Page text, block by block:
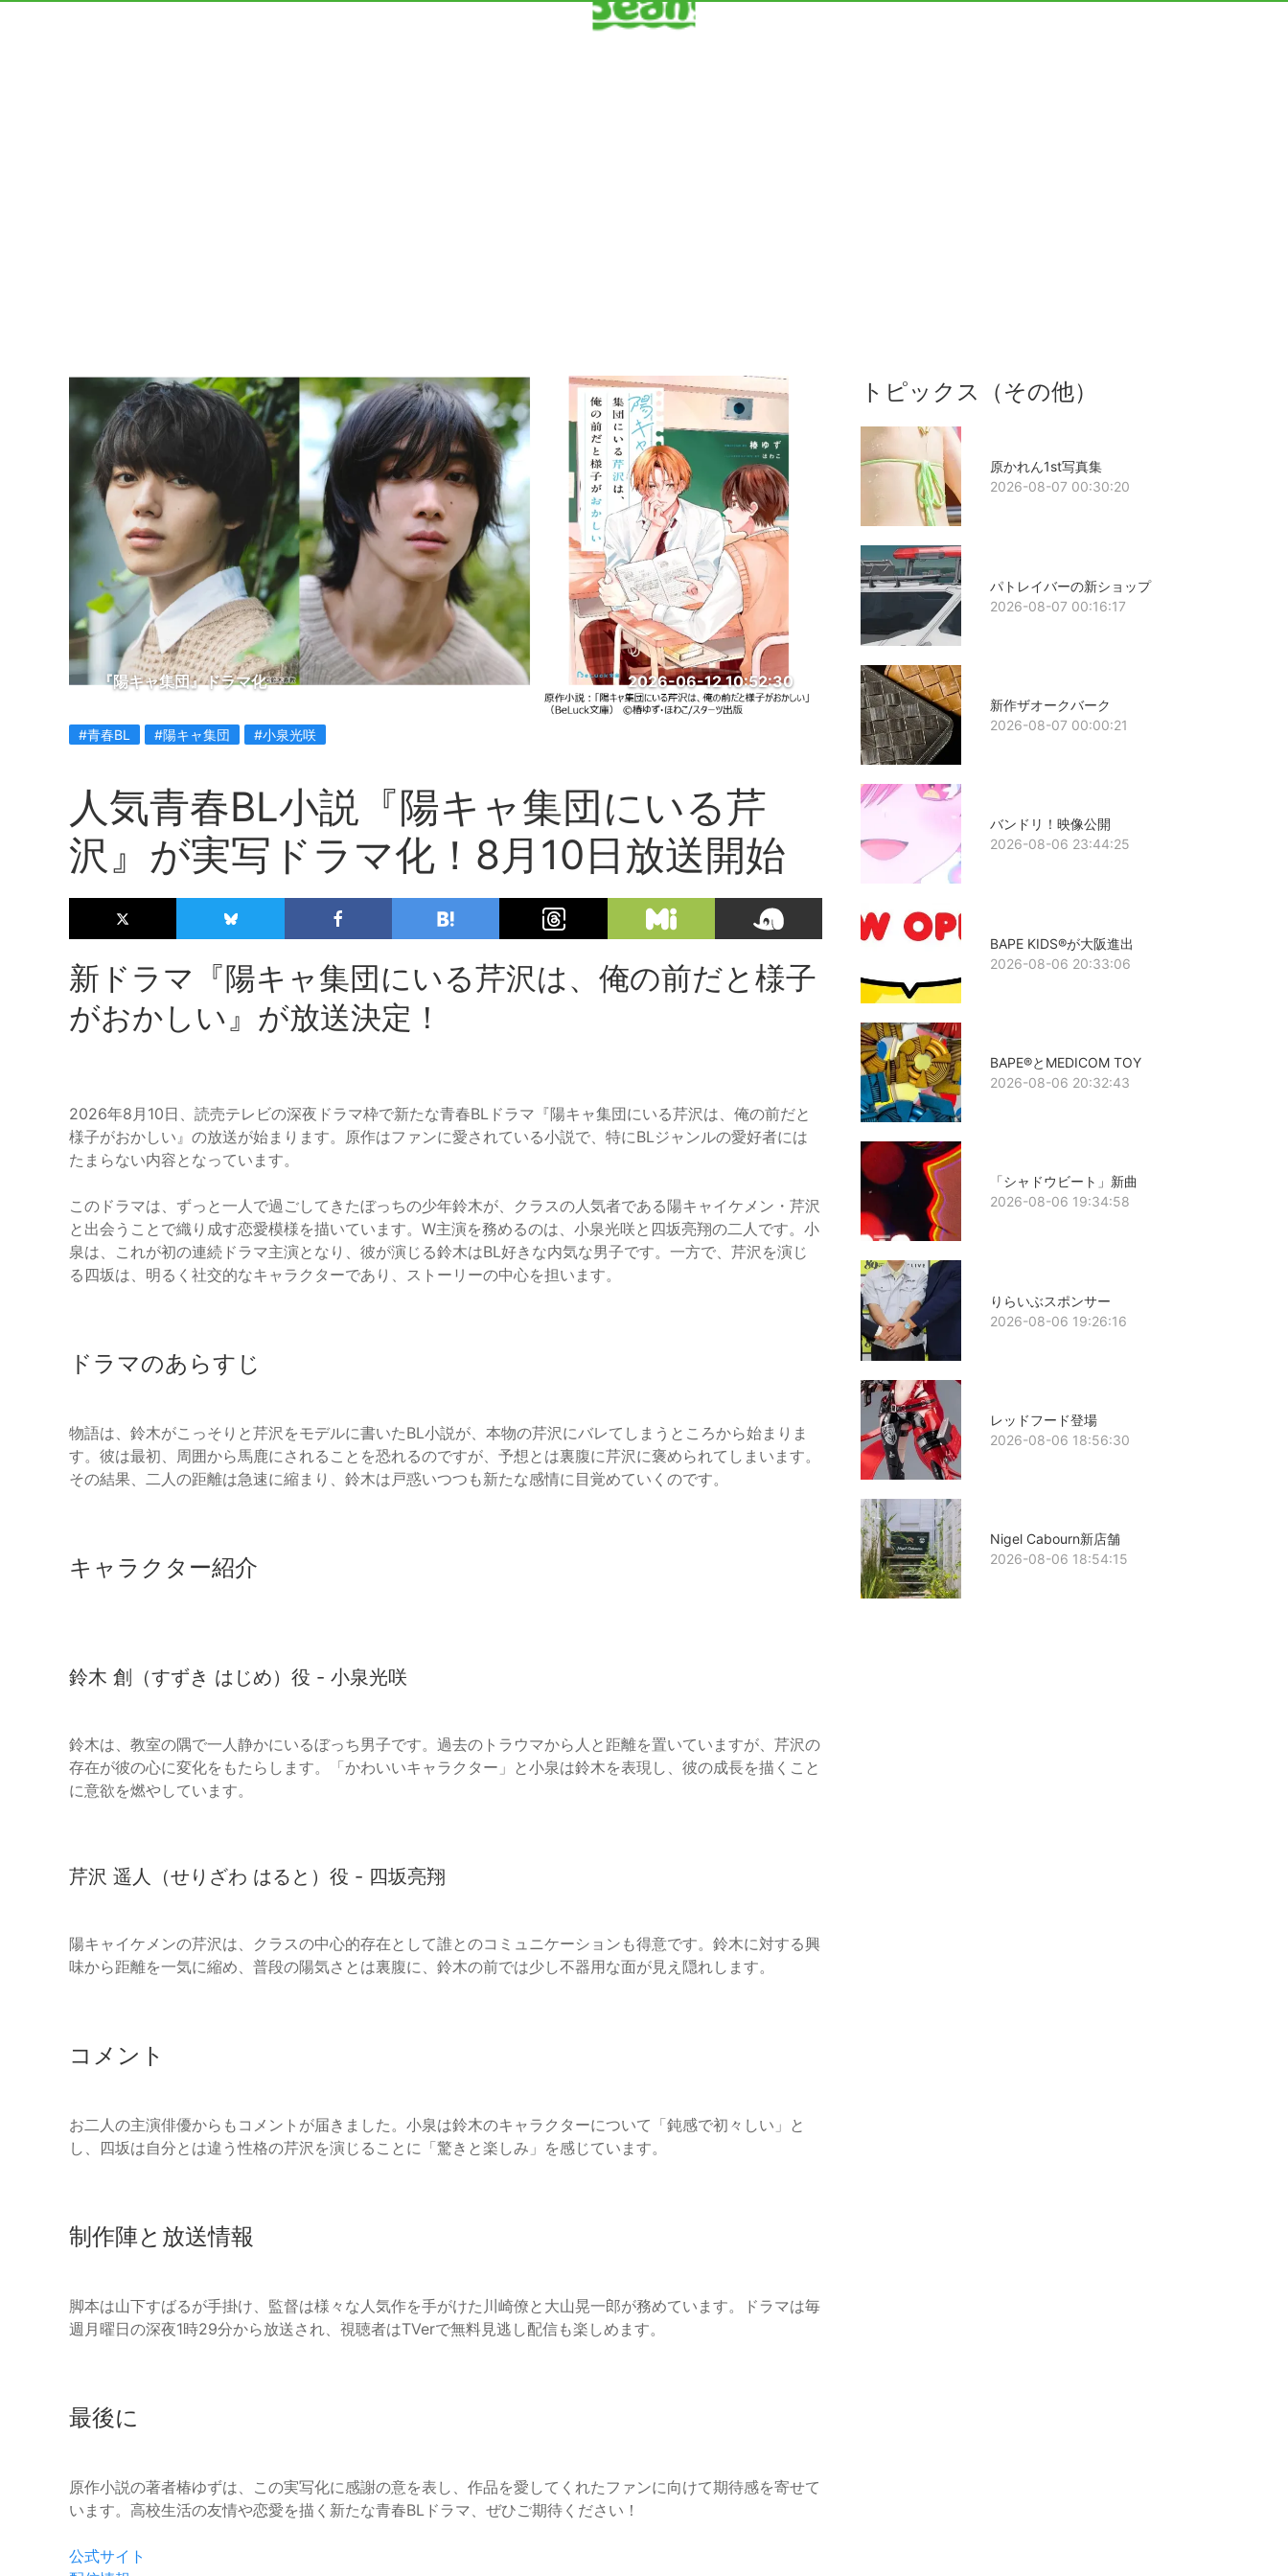
『陽キャ集団』ドラマ化 2026-06-12 10:52:30
#青春BL #陽キャ集団 #小泉光咲
人気青春BL小説『陽キャ集団にいる芹
沢』が実写ドラマ化！8月10日放送開始
新ドラマ『陽キャ集団にいる芹沢は、俺の前だと様子
がおかしい』が放送決定！
2026年8月10日、読売テレビの深夜ドラマ枠で新たな青春BLドラマ『陽キャ集団にいる芹沢は、俺の前だと
様子がおかしい』の放送が始まります。原作はファンに愛されている小説で、特にBLジャンルの愛好者には
たまらない内容となっています。
このドラマは、ずっと一人で過ごしてきたぼっちの少年鈴木が、クラスの人気者である陽キャイケメン・芹沢
と出会うことで織り成す恋愛模様を描いています。W主演を務めるのは、小泉光咲と四坂亮翔の二人です。小
泉は、これが初の連続ドラマ主演となり、彼が演じる鈴木はBL好きな内気な男子です。一方で、芹沢を演じ
る四坂は、明るく社交的なキャラクターであり、ストーリーの中心を担います。
ドラマのあらすじ
物語は、鈴木がこっそりと芹沢をモデルに書いたBL小説が、本物の芹沢にバレてしまうところから始まりま
す。彼は最初、周囲から馬鹿にされることを恐れるのですが、予想とは裏腹に芹沢に褒められてしまいます。
その結果、二人の距離は急速に縮まり、鈴木は戸惑いつつも新たな感情に目覚めていくのです。
キャラクター紹介
鈴木 創（すずき はじめ）役 - 小泉光咲
鈴木は、教室の隅で一人静かにいるぼっち男子です。過去のトラウマから人と距離を置いていますが、芹沢の
存在が彼の心に変化をもたらします。「かわいいキャラクター」と小泉は鈴木を表現し、彼の成長を描くこと
に意欲を燃やしています。
芹沢 遥人（せりざわ はると）役 - 四坂亮翔
陽キャイケメンの芹沢は、クラスの中心的存在として誰とのコミュニケーションも得意です。鈴木に対する興
味から距離を一気に縮め、普段の陽気さとは裏腹に、鈴木の前では少し不器用な面が見え隠れします。
コメント
お二人の主演俳優からもコメントが届きました。小泉は鈴木のキャラクターについて「鈍感で初々しい」と
し、四坂は自分とは違う性格の芹沢を演じることに「驚きと楽しみ」を感じています。
制作陣と放送情報
脚本は山下すばるが手掛け、監督は様々な人気作を手がけた川崎僚と大山晃一郎が務めています。ドラマは毎
週月曜日の深夜1時29分から放送され、視聴者はTVerで無料見逃し配信も楽しめます。
最後に
原作小説の著者椿ゆずは、この実写化に感謝の意を表し、作品を愛してくれたファンに向けて期待感を寄せて
います。高校生活の友情や恋愛を描く新たな青春BLドラマ、ぜひご期待ください！
公式サイト
トピックス（その他）
原かれん1st写真集
2026-08-07 00:30:20
パトレイバーの新ショップ
2026-08-07 00:16:17
新作ザオークバーク
2026-08-07 00:00:21
バンドリ！映像公開
2026-08-06 23:44:25
BAPE KIDS®が大阪進出
2026-08-06 20:33:06
BAPE®とMEDICOM TOY
2026-08-06 20:32:43
「シャドウビート」新曲
2026-08-06 19:34:58
りらいぶスポンサー
2026-08-06 19:26:16
レッドフード登場
2026-08-06 18:56:30
Nigel Cabourn新店舗
2026-08-06 18:54:15